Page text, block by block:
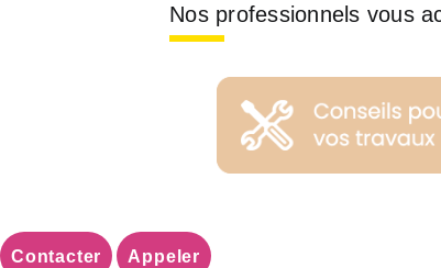
Nos professionnels vous
Contacter Appeler